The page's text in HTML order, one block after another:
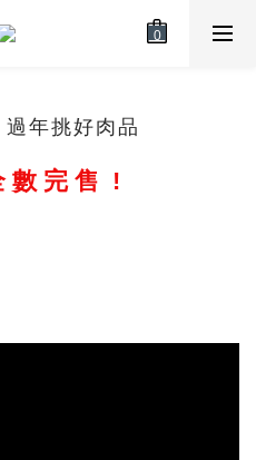
年挑好肉品
數 完 售 !